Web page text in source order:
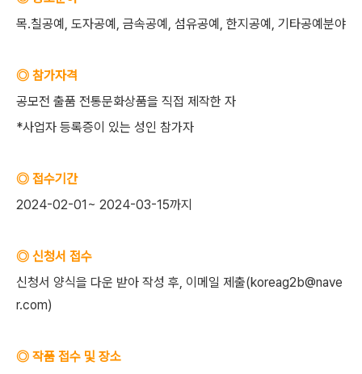
목.칠공예, 도자공예, 금속공예, 섬유공예, 한지공예, 기타공예분야
◎ 참가자격
공모전 출품 전통문화상품을 직접 제작한 자
*사업자 등록증이 있는 성인 참가자
◎ 접수기간
2024-02-01~ 2024-03-15까지
◎ 신청서 접수
신청서 양식을 다운 받아 작성 후, 이메일 제출(koreag2b@nave
r.com)
◎ 작품 접수 및 장소